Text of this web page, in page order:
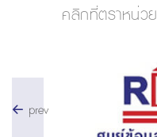
คลิกที่ตราหน่ว
prev